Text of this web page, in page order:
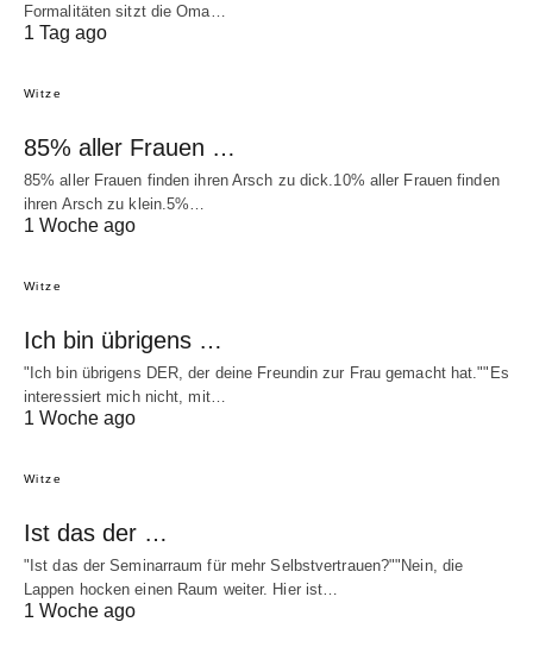
Formalitäten sitzt die Oma…
1 Tag ago
Witze
85% aller Frauen …
85% aller Frauen finden ihren Arsch zu dick.10% aller Frauen finden
ihren Arsch zu klein.5%…
1 Woche ago
Witze
Ich bin übrigens …
"Ich bin übrigens DER, der deine Freundin zur Frau gemacht hat.""Es
interessiert mich nicht, mit…
1 Woche ago
Witze
Ist das der …
"Ist das der Seminarraum für mehr Selbstvertrauen?""Nein, die
Lappen hocken einen Raum weiter. Hier ist…
1 Woche ago